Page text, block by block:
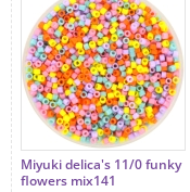
Miyuki delica's 11/0 funky
flowers mix141